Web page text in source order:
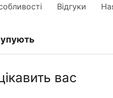
Відгуки
вас